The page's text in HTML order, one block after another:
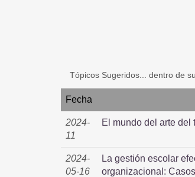
Tópicos Sugeridos... dentro de
Fecha
2024-
11
El mundo del arte del
2024-
05-16
La gestión escolar
organizacional: